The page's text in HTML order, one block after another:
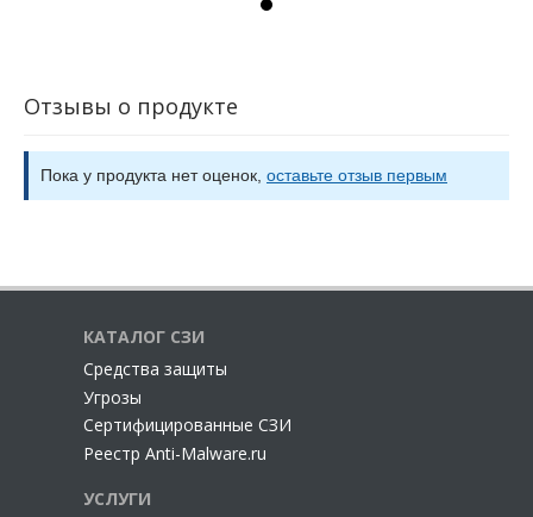
Отзывы о продукте
Пока у продукта нет оценок, оставьте отзыв первым
КАТАЛОГ СЗИ
Cредства защиты
Угрозы
Сертифицированные СЗИ
Реестр Anti-Malware.ru
УСЛУГИ